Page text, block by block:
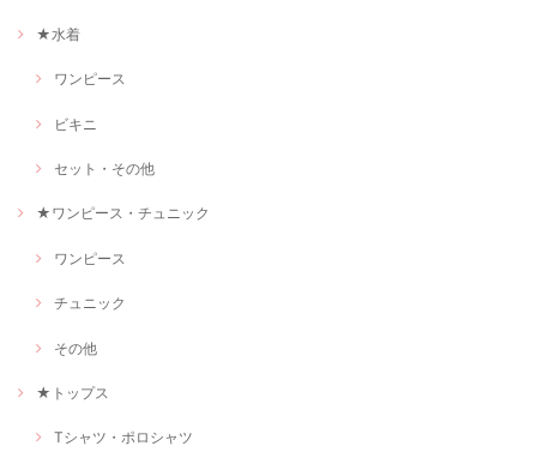
★水着
ワンピース
ビキニ
セット・その他
★ワンピース・チュニック
ワンピース
チュニック
その他
★トップス
Tシャツ・ポロシャツ